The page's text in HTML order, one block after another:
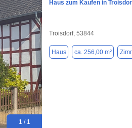
1 / 1
Haus zum Kaufen in
Troisdorf, 53844
Haus ca. 256,00 m²